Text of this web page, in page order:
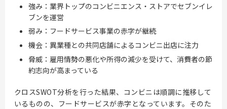
強み：業界トップのコンビニエンス・ストアでセブンイレ
ブンを運営
弱み：フードサービス事業の赤字が継続
機会：異業種との共同店舗によるコンビニ出店に注力
脅威：雇用情勢の悪化や所得の減少を受けて、消費者の節
約志向が高まっている
クロスSWOT分析を行った結果、コンビニは順調に推移して
いるものの、フードサービスが赤字となっています。そのた